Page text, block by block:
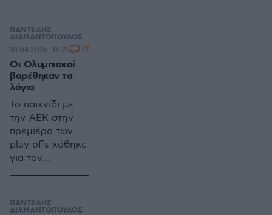
δεκαετίες, με
εικόνα
ασπρόμαυρη, θα
συναντήσει και
σούπερ ματς
Παναθηναϊκού-
Ολυμπιακού στο
γήπεδο της
Λεωφόρου
ΠΑΝΤΕΛΗΣ
ΔΙΑΜΑΝΤΟΠΟΥΛΟΣ
Οι Ολυμπιακοί
βαρέθηκαν τα
λόγια
Το παιχνίδι με
την ΑΕΚ στην
πρεμιέρα των
play offs χάθηκε
για τον
φέτος και τα
ματς με
10.04.2026, 16:25 17
ΠΑΝΤΕΛΗΣ
ΔΙΑΜΑΝΤΟΠΟΥΛΟΣ